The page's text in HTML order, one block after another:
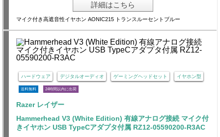
詳細はこちら
マイク付き高遮音性イヤホン AONIC215 トランスルーセントブルー
ハードウェア デジタルオーディオ ゲーミングヘッドセット イヤホン型
送料無料 24時間以内に出荷
Razer レイザー
Hammerhead V3 (White Edition) 有線アナログ接続 マイク付
きイヤホン USB TypeCアダプタ付属 RZ12-05590200-R3AC